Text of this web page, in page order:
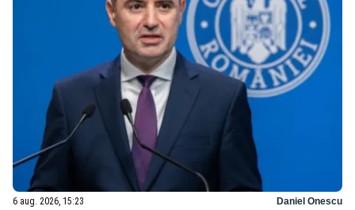
6 aug. 2026, 15:23 Daniel Onescu